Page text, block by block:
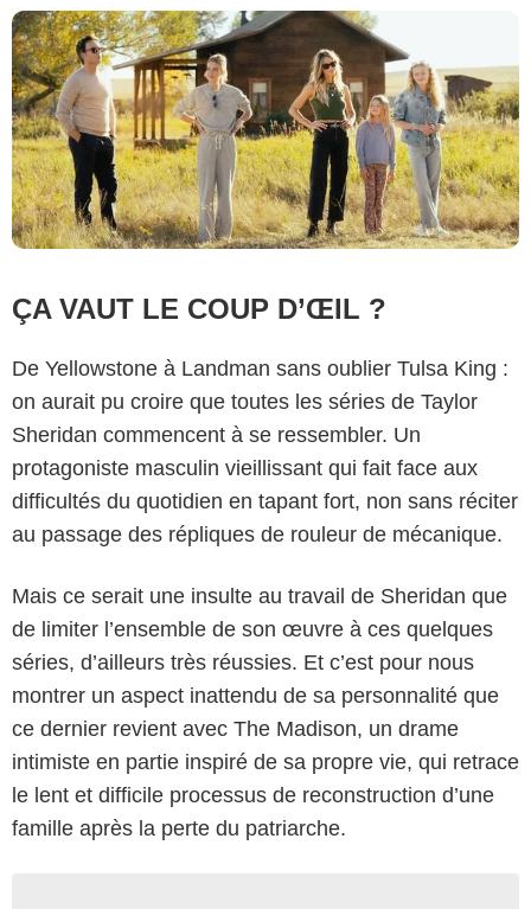
ÇA VAUT LE COUP D’ŒIL ?
De Yellowstone à Landman sans oublier Tulsa King :
on aurait pu croire que toutes les séries de Taylor
Sheridan commencent à se ressembler. Un
protagoniste masculin vieillissant qui fait face aux
difficultés du quotidien en tapant fort, non sans réciter
au passage des répliques de rouleur de mécanique.
Mais ce serait une insulte au travail de Sheridan que
de limiter l’ensemble de son œuvre à ces quelques
séries, d’ailleurs très réussies. Et c’est pour nous
montrer un aspect inattendu de sa personnalité que
ce dernier revient avec The Madison, un drame
intimiste en partie inspiré de sa propre vie, qui retrace
le lent et difficile processus de reconstruction d’une
famille après la perte du patriarche.